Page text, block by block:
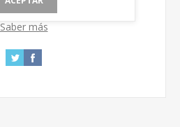
Saber más